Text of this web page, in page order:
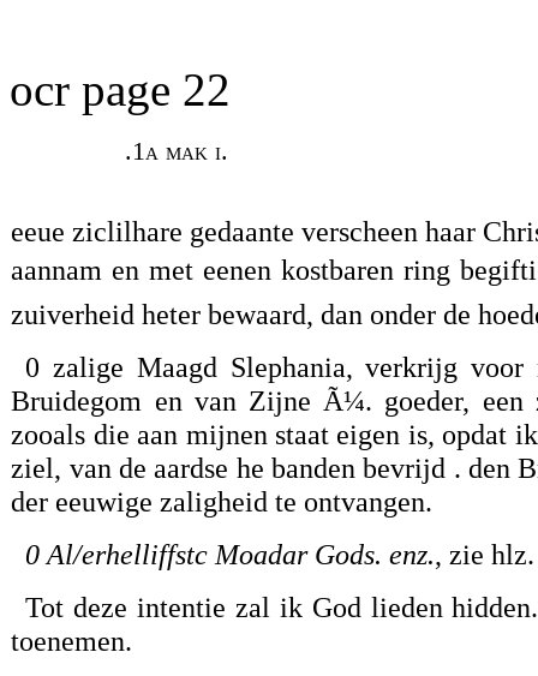
ocr page 22
.1a mak i.
eeue ziclilhare gedaante verscheen haar
aannam en met eenen kostbaren ring
zuiverheid heter bewaard, dan onder de
0 zalige Maagd Slephania, verkrijg
Bruidegom en van Zijne Ã¼. goeder,
zooals die aan mijnen staat eigen is, opdat
ziel, van de aardse he banden bevrijd . den
der eeuwige zaligheid te ontvangen.
0 Al/erhelliffstc Moadar Gods. enz., zie
Tot deze intentie zal ik God lieden
toenemen.